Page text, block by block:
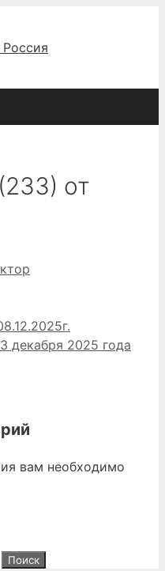
от
декабря 2025 года
вам необходимо
Поиск